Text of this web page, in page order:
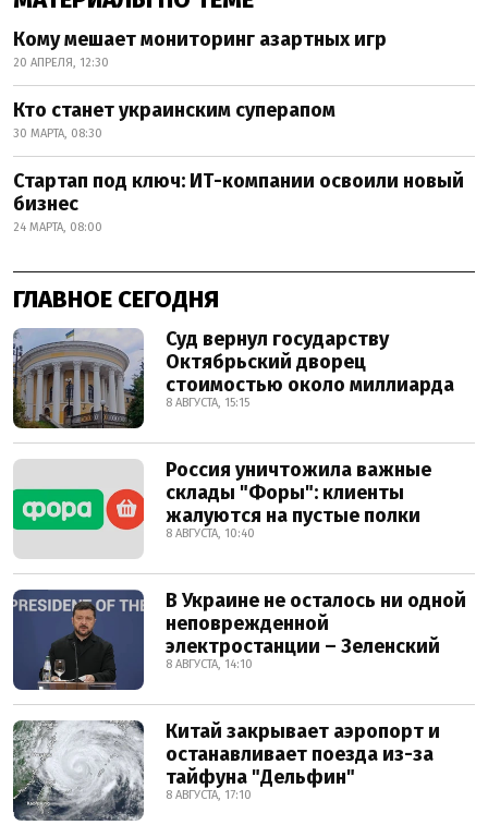
Кому мешает мониторинг азартных игр
20 АПРЕЛЯ, 12:30
Кто станет украинским суперапом
30 МАРТА, 08:30
Стартап под ключ: ИТ-компании освоили новый
бизнес
24 МАРТА, 08:00
ГЛАВНОЕ СЕГОДНЯ
Суд вернул государству
Октябрьский дворец
стоимостью около миллиарда
8 АВГУСТА, 15:15
Россия уничтожила важные
склады "Форы": клиенты
жалуются на пустые полки
8 АВГУСТА, 10:40
В Украине не осталось ни одной
неповрежденной
электростанции – Зеленский
8 АВГУСТА, 14:10
Китай закрывает аэропорт и
останавливает поезда из-за
тайфуна "Дельфин"
8 АВГУСТА, 17:10